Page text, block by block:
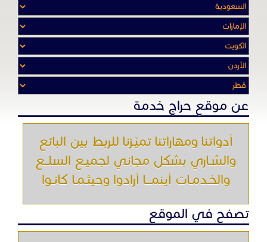
عن موقع حراج خدمة
أدواتنا ومهاراتنا تميّـزنا للربط بين البائع
والشـاري بشكل مجاني لجميـع السلــع
والخـدمـات أينمـــا أرادوا وحيثـمـا كانـوا
تصفح في الموقع